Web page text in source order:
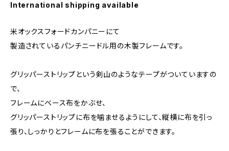
International shipping available
米オックスフォードカンパニーにて
製造されているパンチニードル用の木製フレームです。
グリッパーストリップという剣山のようなテープがついていますの
で、
フレームにベース布をかぶせ、
グリッパーストリップに布を噛ませるようにして、縦横に布を引っ
張り、しっかりとフレームに布を張ることができます。